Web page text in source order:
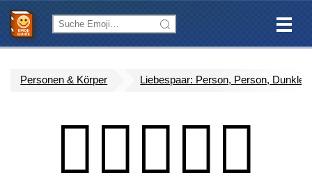
Personen & Körper Liebespaar: Person, Person, Dunkle
🧑🏿‍❤️‍🧑🏻